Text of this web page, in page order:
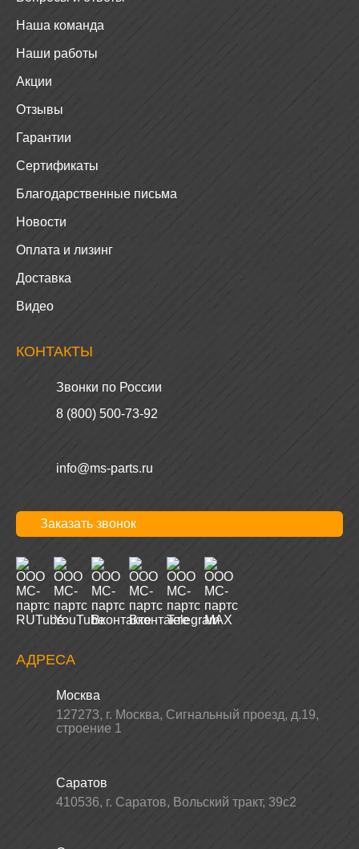
Наша команда
Наши работы
Акции
Отзывы
Гарантии
Сертификаты
Благодарственные письма
Новости
Оплата и лизинг
Доставка
Видео
КОНТАКТЫ
Звонки по России
8 (800) 500-73-92
info@ms-parts.ru
Заказать звонок
АДРЕСА
Москва
127273, г. Москва, Сигнальный проезд, д.19,
строение 1
Саратов
410536, г. Саратов, Вольский тракт, 39с2